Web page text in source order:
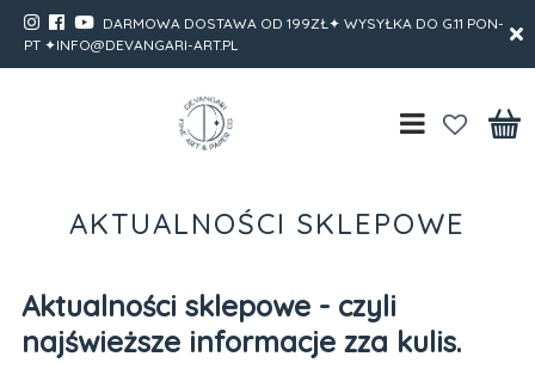
DARMOWA DOSTAWA OD 199ZŁ✦ WYSYŁKA DO G.11 PON-
PT ✦INFO@DEVANGARI-ART.PL
AKTUALNOŚCI SKLEPOWE
Aktualności sklepowe - czyli
najświeższe informacje zza kulis.